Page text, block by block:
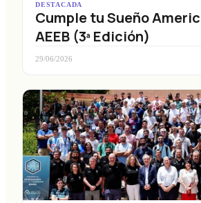
DESTACADA
Cumple tu Sueño
AEEB (3ª Edición)
29/06/2026